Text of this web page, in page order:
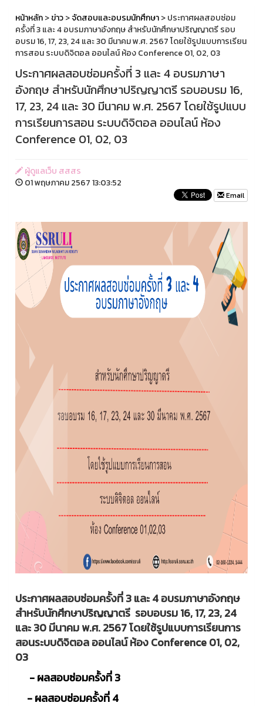
หน้าหลัก>ข่าว>จัดสอบและอบรมนักศึกษา> ประกาศผลสอบซ่อม
ครั้งที่ 3 และ 4 อบรมภาษาอังกฤษ สำหรับนักศึกษาปริญญาตรี รอบ
อบรม 16, 17, 23, 24 และ 30 มีนาคม พ.ศ. 2567 โดยใช้รูปแบบการเรียน
การสอน ระบบดิจิตอล ออนไลน์ ห้อง Conference 01, 02, 03
ประกาศผลสอบซ่อมครั้งที่ 3 และ 4 อบรมภาษา
อังกฤษ สำหรับนักศึกษาปริญญาตรี รอบอบรม 16,
17, 23, 24 และ 30 มีนาคม พ.ศ. 2567 โดยใช้รูปแบบ
การเรียนการสอน ระบบดิจิตอล ออนไลน์ ห้อง
Conference 01, 02, 03
ผู้ดูแลเว็บ สสสร
01 พฤษภาคม 2567 13:03:52
Email
ประกาศผลสอบซ่อมครั้งที่ 3 และ 4 อบรมภาษาอังกฤษ
สำหรับนักศึกษาปริญญาตรี รอบอบรม 16, 17, 23, 24
และ 30 มีนาคม พ.ศ. 2567 โดยใช้รูปแบบการเรียนการ
สอนระบบดิจิตอล ออนไลน์ ห้อง Conference 01, 02,
03
- ผลสอบซ่อมครั้งที่ 3
- ผลสอบซ่อมครั้งที่ 4